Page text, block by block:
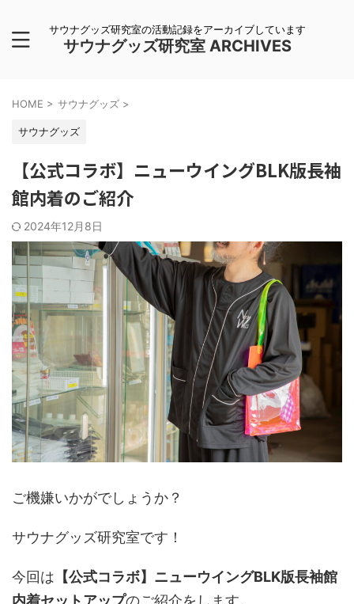
サウナグッズ研究室の活動記録をアーカイブしています
サウナグッズ研究室 ARCHIVES
HOME > サウナグッズ >
サウナグッズ
【公式コラボ】ニューウイングBLK版長袖
館内着のご紹介
2024年12月8日
ご機嫌いかがでしょうか？
サウナグッズ研究室です！
今回は 【公式コラボ】ニューウイングBLK版長袖館
内着セットアップのご紹介をします。